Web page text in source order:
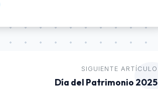
SIGUIENTE ARTÍCULO
Día del Patrimonio 2025